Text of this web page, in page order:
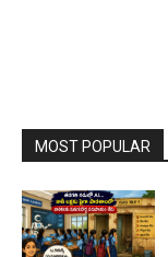
MOST POPULAR